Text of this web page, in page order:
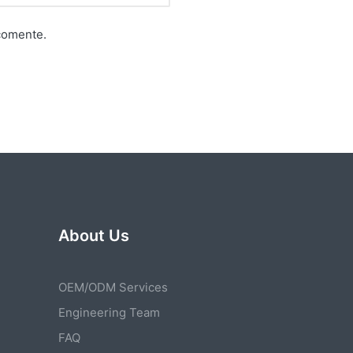
About Us
OEM/ODM Services
Engineering Team
FAQ